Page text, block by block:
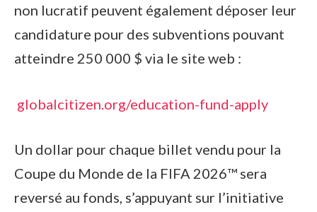
non lucratif peuvent également déposer leur
candidature pour des subventions pouvant
atteindre 250 000 $ via le site web :
globalcitizen.org/education-fund-apply
Un dollar pour chaque billet vendu pour la
Coupe du Monde de la FIFA 2026™ sera
reversé au fonds, s’appuyant sur l’initiative